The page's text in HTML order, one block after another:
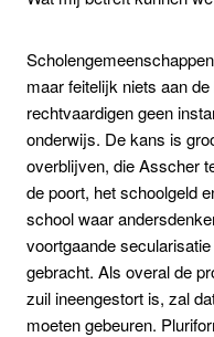
maar feitelijk niets aan
rechtvaardigen geen
onderwijs. De kans is
overblijven, die Asscher
de poort, het schoolgeld
school waar
voortgaande
gebracht. Als overal de
zuil ineengestort is, zal
moeten gebeuren.